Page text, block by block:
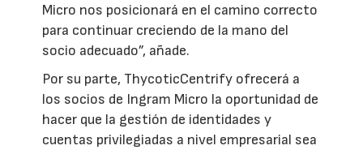
Micro nos posicionará en el camino correcto
para continuar creciendo de la mano del
socio adecuado”, añade.
Por su parte, ThycoticCentrify ofrecerá a
los socios de Ingram Micro la oportunidad de
hacer que la gestión de identidades y
cuentas privilegiadas a nivel empresarial sea